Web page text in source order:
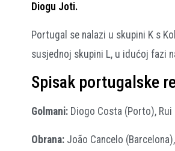
Diogu Joti.
Portugal se nalazi u skupini K s
susjednoj skupini L, u idućoj fazi
Spisak portugalske
Golmani: Diogo Costa (Porto),
Obrana: João Cancelo